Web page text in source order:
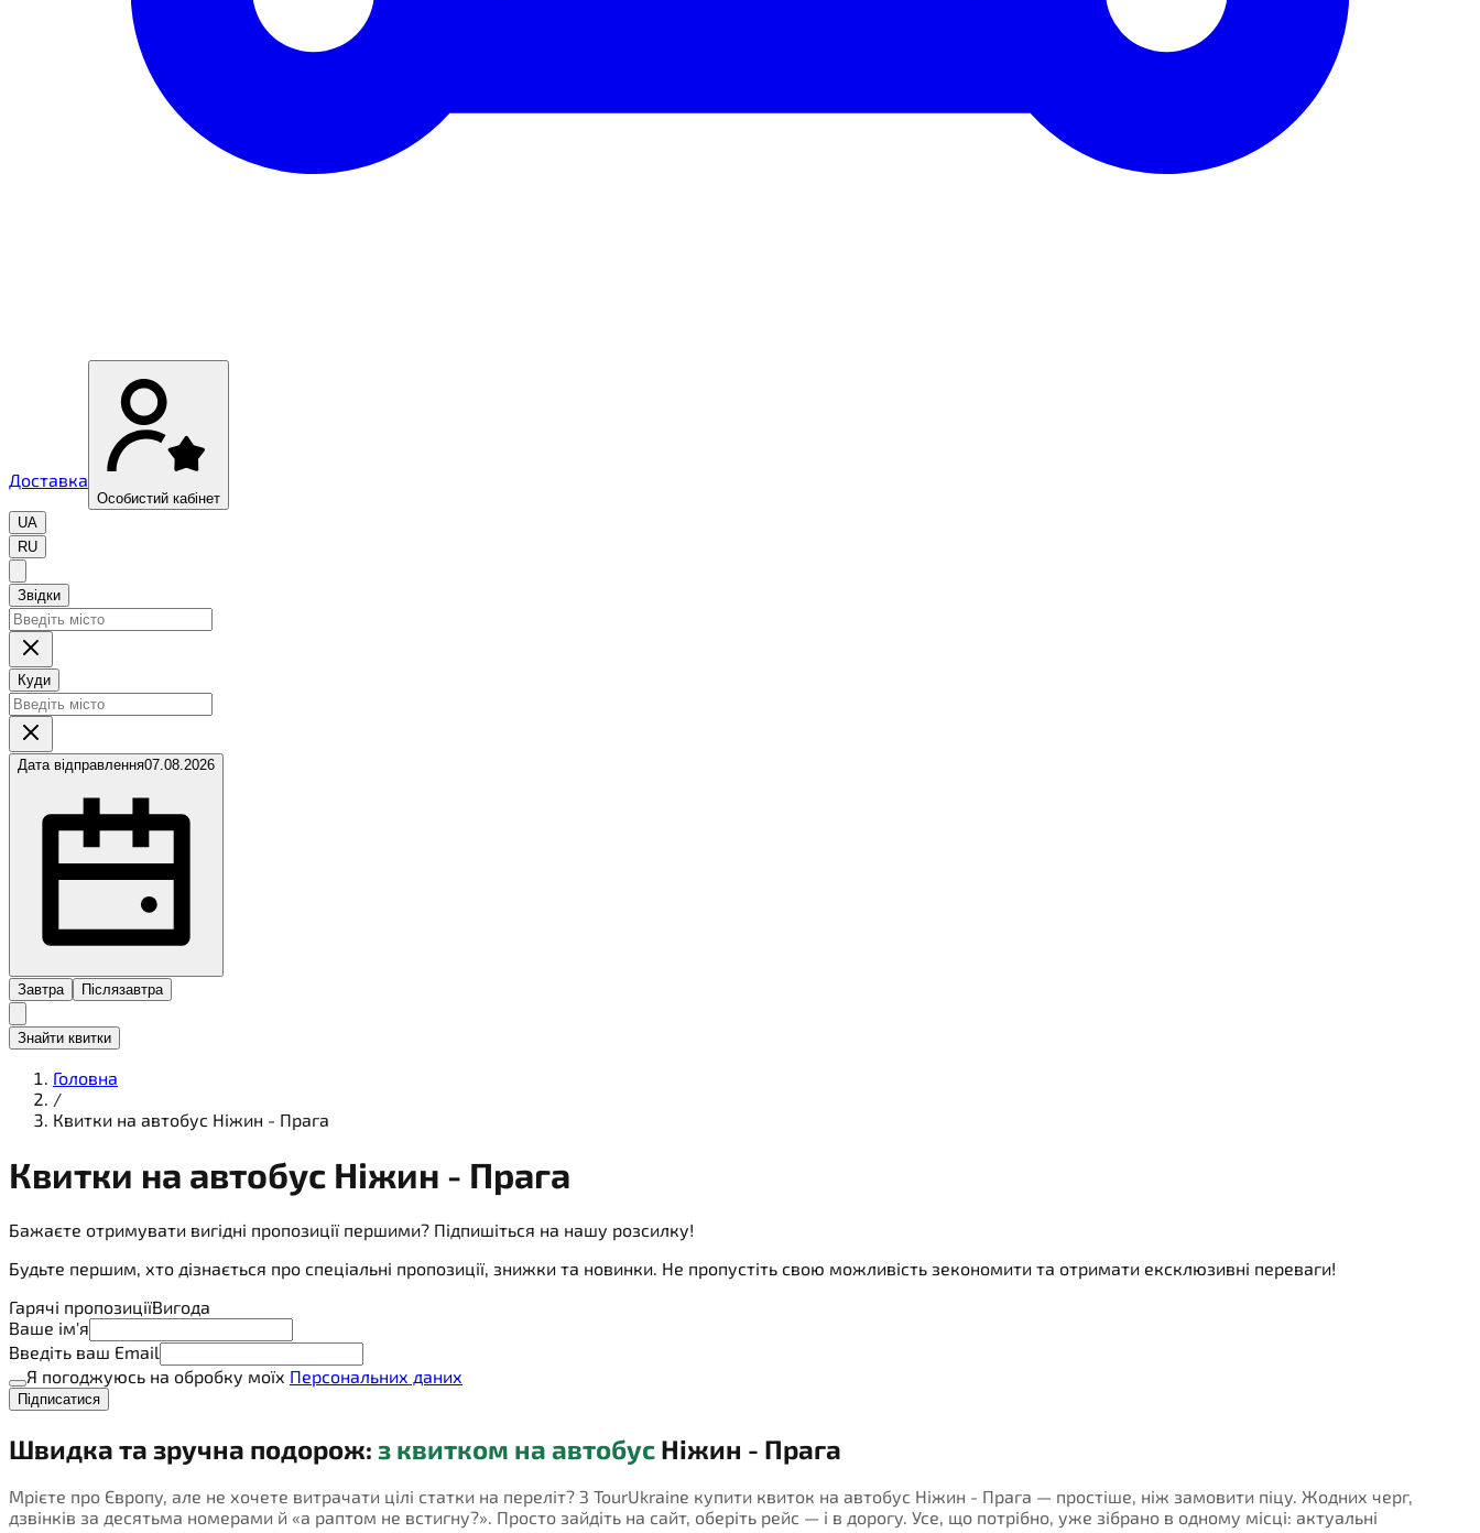
Доставка
Особистий кабінет
UA
RU
Звідки
Куди
Дата відправлення07.08.2026
Завтра Післязавтра
Знайти квитки
Головна
/
Квитки на автобус Ніжин - Прага
Квитки на автобус Ніжин - Прага
Бажаєте отримувати вигідні пропозиції першими? Підпишіться на нашу розсилку!
Будьте першим, хто дізнається про спеціальні пропозиції, знижки та новинки. Не пропустіть свою можливість зекономити та отримати ексклюзивні переваги!
Гарячі пропозиціїВигода
Ваше ім'я
Введіть ваш Email
Я погоджуюсь на обробку моїх Персональних даних
Підписатися
Швидка та зручна подорож: з квитком на автобус Ніжин - Прага
Мрієте про Європу, але не хочете витрачати цілі статки на переліт? З TourUkraine купити квиток на автобус Ніжин - Прага — простіше, ніж замовити піцу. Жодних черг,
дзвінків за десятьма номерами й «а раптом не встигну?». Просто зайдіть на сайт, оберіть рейс — і в дорогу. Усе, що потрібно, уже зібрано в одному місці: актуальні